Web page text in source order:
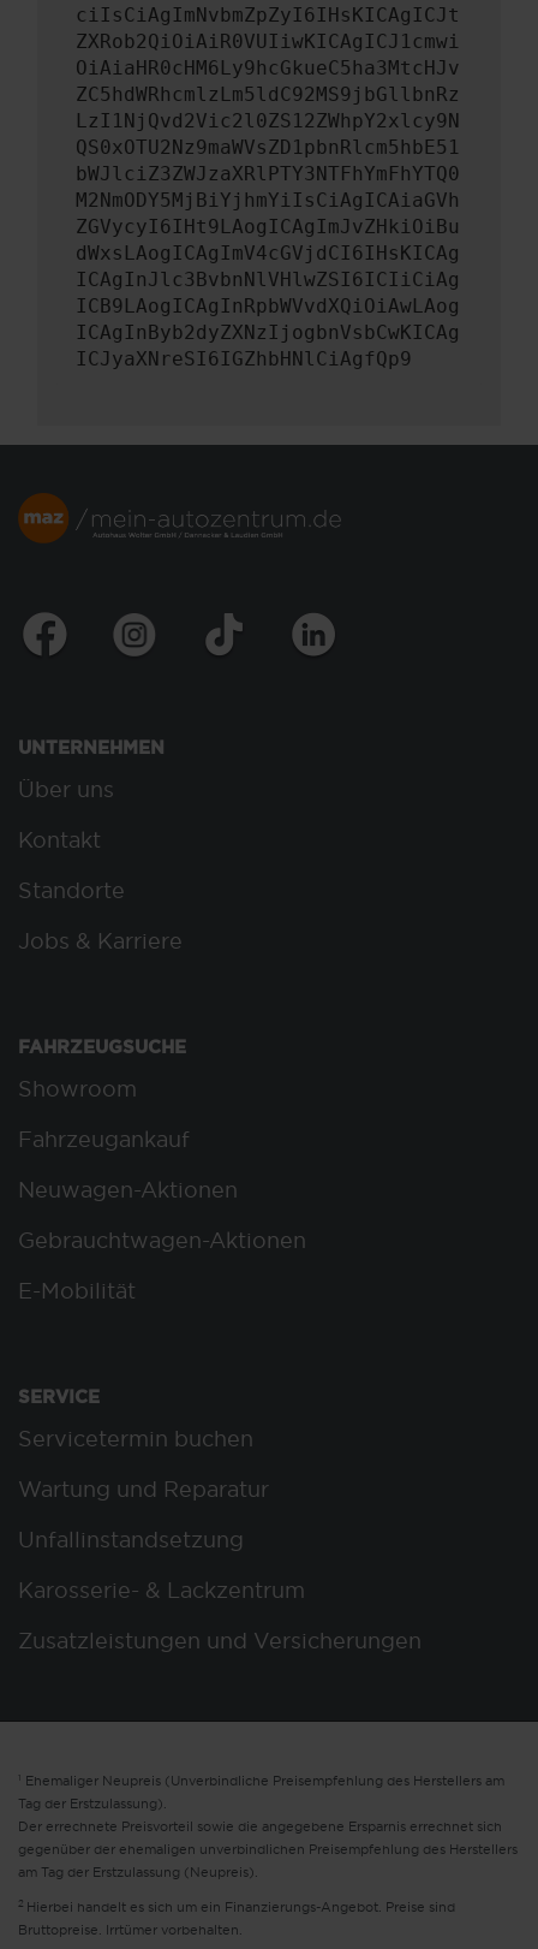
ciIsCiAgImNvbmZpZyI6IHsKICAgICJt
ZXRob2QiOiAiR0VUIiwKICAgICJ1cmwi
OiAiaHR0cHM6Ly9hcGkueC5ha3MtcHJv
ZC5hdWRhcmlzLm5ldC92MS9jbGllbnRz
LzI1NjQvd2Vic2l0ZS12ZWhpY2xlcy9N
QS0xOTU2Nz9maWVsZD1pbnRlcm5hbE51
bWJlciZ3ZWJzaXRlPTY3NTFhYmFhYTQ0
M2NmODY5MjBiYjhmYiIsCiAgICAiaGVh
ZGVycyI6IHt9LAogICAgImJvZHkiOiBu
dWxsLAogICAgImV4cGVjdCI6IHsKICAg
ICAgInJlc3BvbnNlVHlwZSI6ICIiCiAg
ICB9LAogICAgInRpbWVvdXQiOiAwLAog
ICAgInByb2dyZXNzIjogbnVsbCwKICAg
ICJyaXNreSI6IGZhbHNlCiAgfQp9
UNTERNEHMEN
Über uns
Kontakt
Standorte
Jobs & Karriere
FAHRZEUGSUCHE
Showroom
Fahrzeugankauf
Neuwagen-Aktionen
Gebrauchtwagen-Aktionen
E-Mobilität
SERVICE
Servicetermin buchen
Wartung und Reparatur
Unfallinstandsetzung
Karosserie- & Lackzentrum
Zusatzleistungen und Versicherungen
1 Ehemaliger Neupreis (Unverbindliche Preisempfehlung des Herstellers am
Tag der Erstzulassung).
Der errechnete Preisvorteil sowie die angegebene Ersparnis errechnet sich
gegenüber der ehemaligen unverbindlichen Preisempfehlung des Herstellers
am Tag der Erstzulassung (Neupreis).
2 Hierbei handelt es sich um ein Finanzierungs-Angebot. Preise sind
Bruttopreise. Irrtümer vorbehalten.